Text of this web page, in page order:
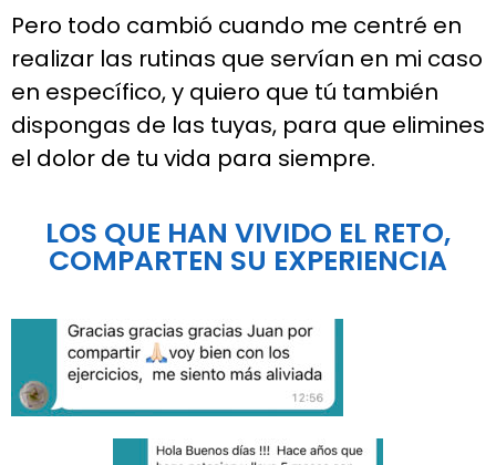
Pero todo cambió cuando me centré en
realizar las rutinas que servían en mi caso
en específico, y quiero que tú también
dispongas de las tuyas, para que elimines
el dolor de tu vida para siempre.
LOS QUE HAN VIVIDO EL RETO,
COMPARTEN SU EXPERIENCIA